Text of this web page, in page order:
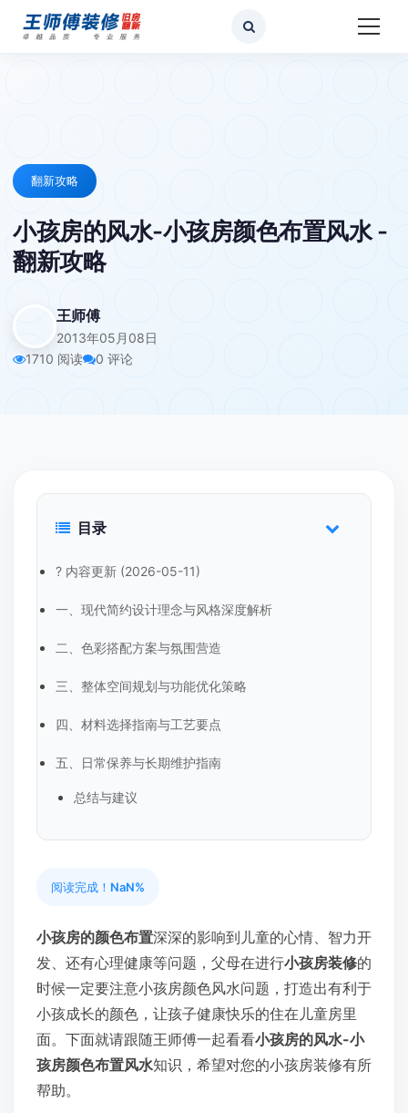
翻新攻略
小孩房的风水-小孩房颜色布置风水 -
翻新攻略
王师傅
2013年05月08日
1710 阅读
0 评论
目录
? 内容更新 (2026-05-11)
一、现代简约设计理念与风格深度解析
二、色彩搭配方案与氛围营造
三、整体空间规划与功能优化策略
四、材料选择指南与工艺要点
五、日常保养与长期维护指南
总结与建议
阅读完成！ NaN%
小孩房的颜色布置深深的影响到儿童的心情、智力开
发、还有心理健康等问题，父母在进行小孩房装修的
时候一定要注意小孩房颜色风水问题，打造出有利于
小孩成长的颜色，让孩子健康快乐的住在儿童房里
面。下面就请跟随王师傅一起看看小孩房的风水-小
孩房颜色布置风水知识，希望对您的小孩房装修有所
帮助。